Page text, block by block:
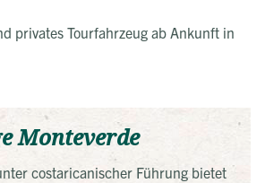
privates Tourfahrzeug ab Ankunft in
Monteverde
costaricanischer Führung bietet